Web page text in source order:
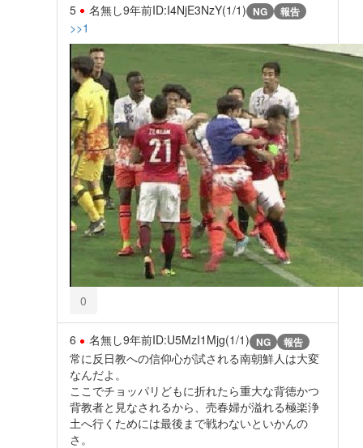
5 名無し9年前ID:I4NjE3NzY(1/1) NG 報告
>>1
0
6 名無し9年前ID:U5MzI1Mjg(1/1) NG 報告
常に反日教への信仰心が試される南朝鮮人は大変
なんだよ。
ここでチョッパリどもに折れたら重大な背徳かつ
背教者と見なされるから、売春婦が溢れる極楽浄
土へ行くためには最後まで戦わないといかんの
さ。